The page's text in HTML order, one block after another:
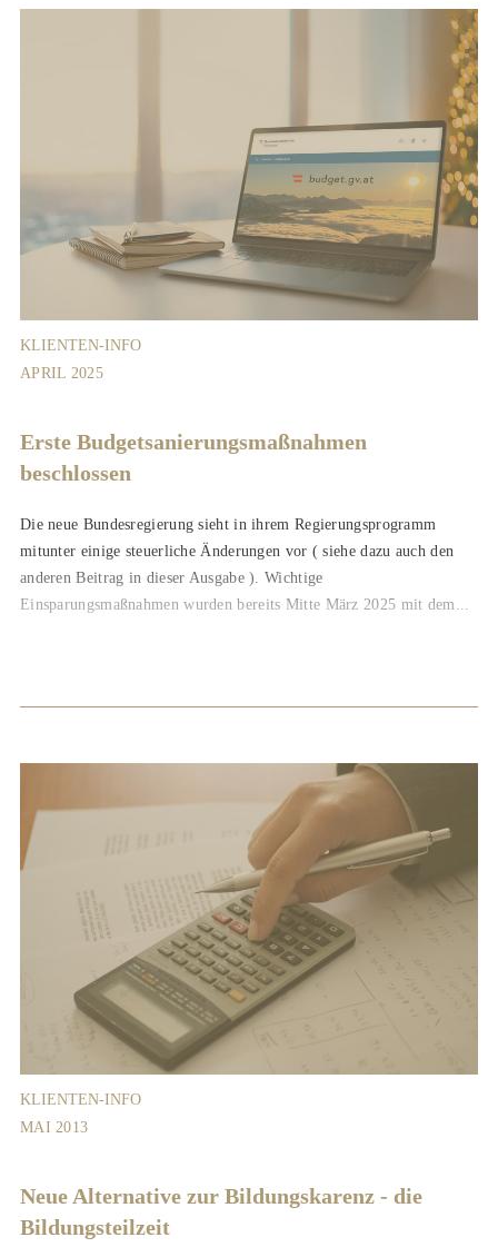
KLIENTEN-INFO
APRIL 2025
Erste Budgetsanierungs­maßnahmen
beschlossen
Die neue Bundesregierung sieht in ihrem Regierungsprogramm
mitunter einige steuerliche Änderungen vor ( siehe dazu auch den
anderen Beitrag in dieser Ausgabe ). Wichtige
Einsparungsmaßnahmen wurden bereits Mitte März 2025 mit dem...
KLIENTEN-INFO
MAI 2013
Neue Alternative zur Bildungskarenz - die
Bildungsteilzeit